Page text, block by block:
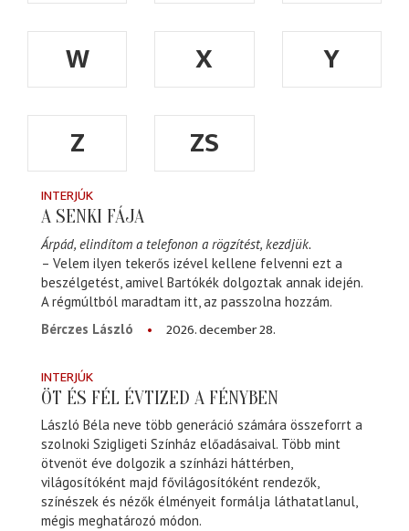
W
X
Y
Z
ZS
INTERJÚK
A SENKI FÁJA
Árpád, elindítom a telefonon a rögzítést, kezdjük.
– Velem ilyen tekerős izével kellene felvenni ezt a
beszélgetést, amivel Bartókék dolgoztak annak idején.
A régmúltból maradtam itt, az passzolna hozzám.
Bérczes László
2026. december 28.
INTERJÚK
ÖT ÉS FÉL ÉVTIZED A FÉNYBEN
László Béla neve több generáció számára összeforrt a
szolnoki Szigligeti Színház előadásaival. Több mint
ötvenöt éve dolgozik a színházi háttérben,
világosítóként majd fővilágosítóként rendezők,
színészek és nézők élményeit formálja láthatatlanul,
mégis meghatározó módon.